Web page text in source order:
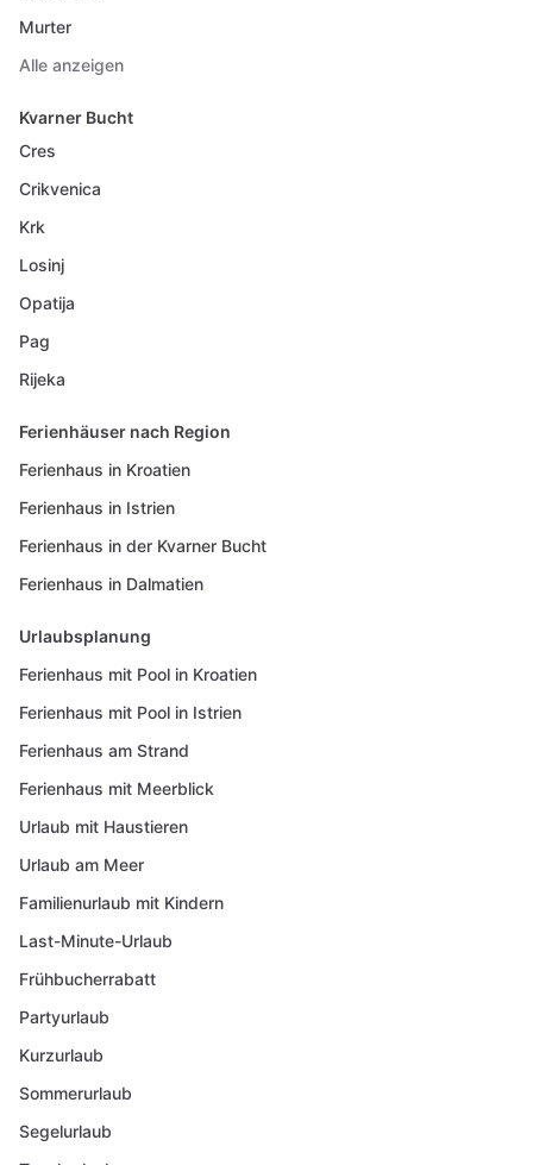
Murter
Alle anzeigen
Kvarner Bucht
Cres
Crikvenica
Krk
Losinj
Opatija
Pag
Rijeka
Ferienhäuser nach Region
Ferienhaus in Kroatien
Ferienhaus in Istrien
Ferienhaus in der Kvarner Bucht
Ferienhaus in Dalmatien
Urlaubsplanung
Ferienhaus mit Pool in Kroatien
Ferienhaus mit Pool in Istrien
Ferienhaus am Strand
Ferienhaus mit Meerblick
Urlaub mit Haustieren
Urlaub am Meer
Familienurlaub mit Kindern
Last-Minute-Urlaub
Frühbucherrabatt
Partyurlaub
Kurzurlaub
Sommerurlaub
Segelurlaub